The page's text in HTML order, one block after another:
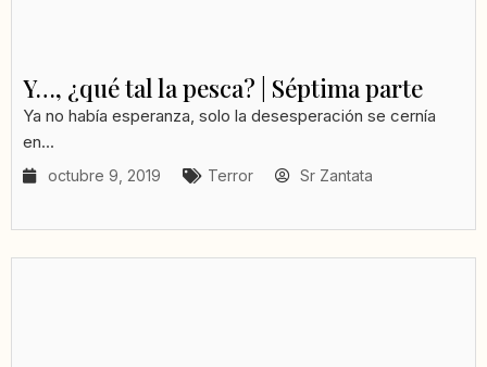
Y…, ¿qué tal la pesca? | Séptima parte
Ya no había esperanza, solo la desesperación se cernía
en...
octubre 9, 2019 Terror Sr Zantata